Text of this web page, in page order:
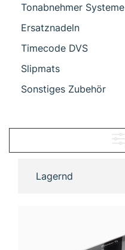
Tonabnehmer Systeme
Ersatznadeln
Timecode DVS
Slipmats
Sonstiges Zubehör